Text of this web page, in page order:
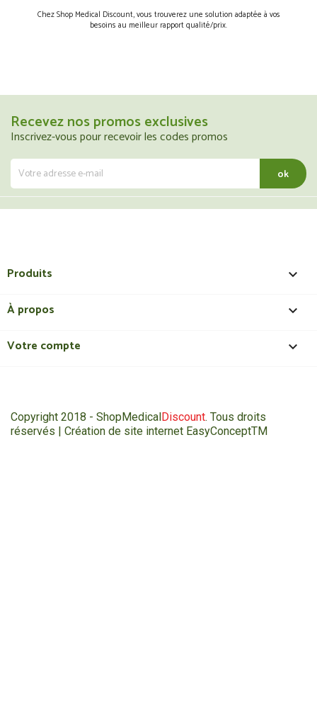
Chez Shop Medical Discount, vous trouverez une solution adaptée à vos
besoins au meilleur rapport qualité/prix.
Recevez nos promos exclusives
Inscrivez-vous pour recevoir les codes promos
Produits 
À propos 
Votre compte 
Copyright 2018 - ShopMedicalDiscount. Tous droits
réservés | Création de site internet EasyConceptTM